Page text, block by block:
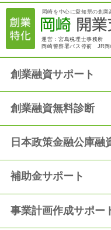
2021.01.07
【融資実績】満額600万円
2020.12.21
年金等）加入の義務化につ
2020.12.06
【融資実績】「過去の職歴
2020.11.06
【融資実績】自己資金150
融資獲得！」
岡崎を中心に愛知県の創
運営：宮島税理士事務所
岡崎警察署バス停前 JR岡
創業融資サポート
創業融資無料診断
日本政策金融公庫融
補助金サポート
事業計画作成サポー